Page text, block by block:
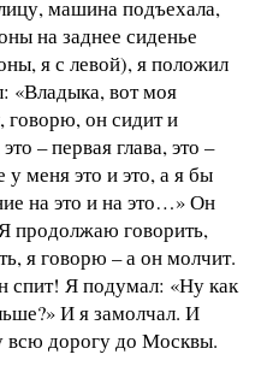
машина подъехала,
на заднее сиденье
я с левой), я положил
«Владыка, вот моя
он сидит и
– первая глава, это –
меня это и это, а я бы
на это и на это…» Он
продолжаю говорить,
я говорю – а он молчит.
спит! Я подумал: «Ну как
И я замолчал. И
всю дорогу до Москвы.